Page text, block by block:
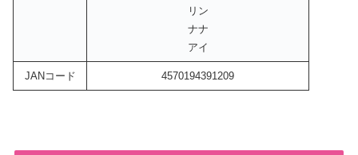
リン
ナナ
アイ
JANコード 4570194391209